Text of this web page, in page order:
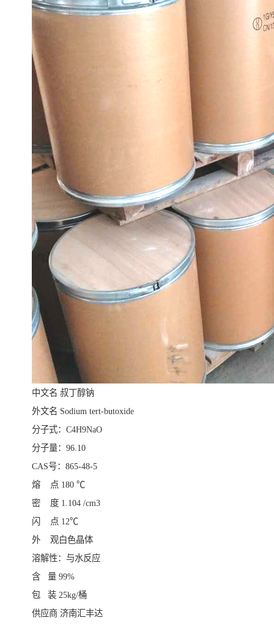
中文名 叔丁醇钠
外文名 Sodium tert-butoxide
分子式：C4H9NaO
分子量：96.10
CAS号：865-48-5
熔 点 180 ℃
密 度 1.104 /cm3
闪 点 12℃
外 观白色晶体
溶解性：与水反应
含 量 99%
包 装 25kg/桶
供应商 济南汇丰达